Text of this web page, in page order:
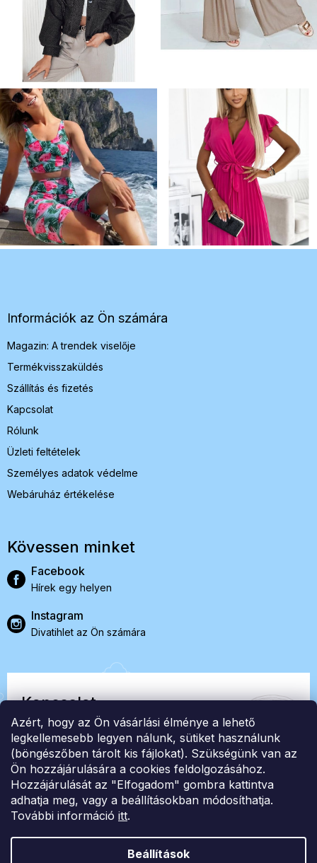
Azért, hogy az Ön vásárlási élménye a lehető
legkellemesebb legyen nálunk, sütiket használunk
(böngészőben tárolt kis fájlokat). Szükségünk van az
Ön hozzájárulására a cookies feldolgozásához.
Hozzájárulását az "Elfogadom" gombra kattintva
adhatja meg, vagy a beállításokban módosíthatja.
További információ itt.
Beállítások
Információk az Ön számára
Magazin: A trendek viselője
Termékvisszaküldés
Szállítás és fizetés
Kapcsolat
Rólunk
Üzleti feltételek
Személyes adatok védelme
Webáruház értékelése
Kövessen minket
Facebook
Hírek egy helyen
Instagram
Divatihlet az Ön számára
Kapcsolat
EasyStock s.r.o.
ID: 07727402, Adószám: CZ07727402
info@londonclub.hu